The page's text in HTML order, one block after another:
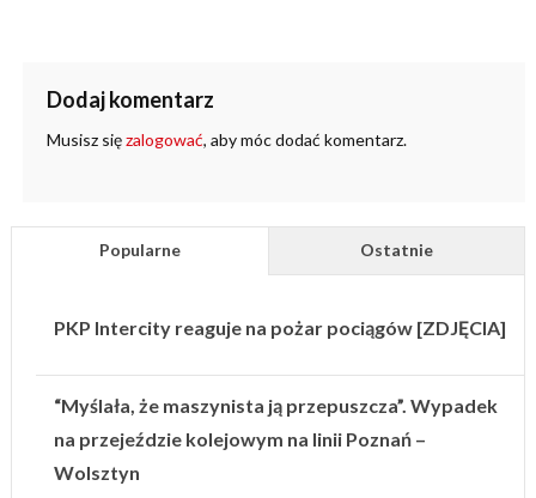
Dodaj komentarz
Musisz sięzalogować, aby móc dodać komentarz.
Popularne Ostatnie
PKP Intercity reaguje na pożar pociągów [ZDJĘCIA]
“Myślała, że maszynista ją przepuszcza”. Wypadek
na przejeździe kolejowym na linii Poznań –
Wolsztyn